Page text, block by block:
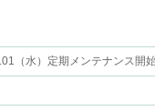
（水）定期メンテナンス開